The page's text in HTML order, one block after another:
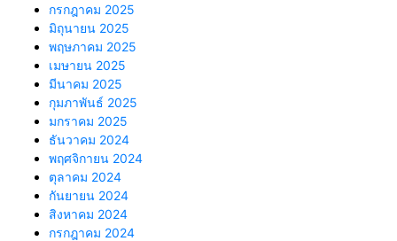
กรกฎาคม 2025
มิถุนายน 2025
พฤษภาคม 2025
เมษายน 2025
มีนาคม 2025
กุมภาพันธ์ 2025
มกราคม 2025
ธันวาคม 2024
พฤศจิกายน 2024
ตุลาคม 2024
กันยายน 2024
สิงหาคม 2024
กรกฎาคม 2024